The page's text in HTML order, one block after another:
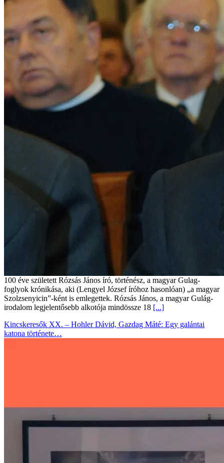
100 éve született Rózsás János író, történész, a magyar Gulag-
foglyok krónikása, aki (Lengyel József íróhoz hasonlóan) „a magyar
Szolzsenyicin”-ként is emlegettek. Rózsás János, a magyar Gulág-
irodalom legjelentősebb alkotója mindössze 18 [...]
Kincskeresők XX. – Hohler Dávid, Gazdag Máté: Egy galántai
katona története…